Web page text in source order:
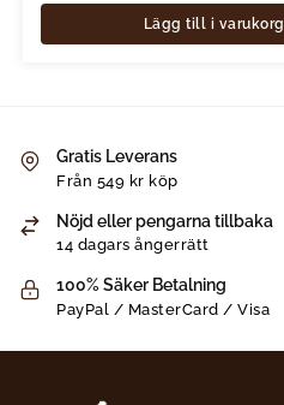
Lägg till i varukorg
Gratis Leverans
Från 549 kr köp
Nöjd eller pengarna tillbaka
14 dagars ångerrätt
100% Säker Betalning
PayPal / MasterCard / Visa